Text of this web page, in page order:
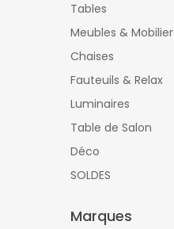
Tables
Meubles & Mobilier
Chaises
Fauteuils & Relax
Luminaires
Table de Salon
Déco
SOLDES
Marques